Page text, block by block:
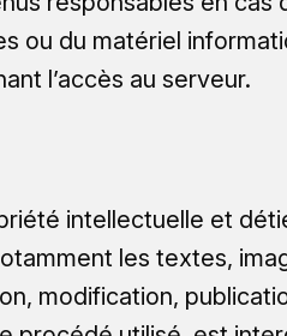
ou du matériel
l’accès au serveur.
intellectuelle et
les textes,
modification,